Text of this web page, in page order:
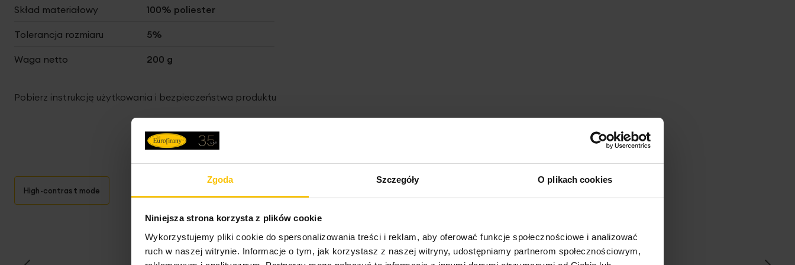
Zgoda Szczegóły O plikach cookies
Niniejsza strona korzysta z plików cookie
Wykorzystujemy pliki cookie do spersonalizowania treści i reklam, aby oferować funkcje społecznościowe i analizować
ruch w naszej witrynie. Informacje o tym, jak korzystasz z naszej witryny, udostępniamy partnerom społecznościowym,
Skład materiałowy 100% poliester
Tolerancja rozmiaru 5%
Waga netto 200 g
Pobierz instrukcję użytkowania i bezpieczeństwa produktu
High-contrast mode
To może Cię zainteresować